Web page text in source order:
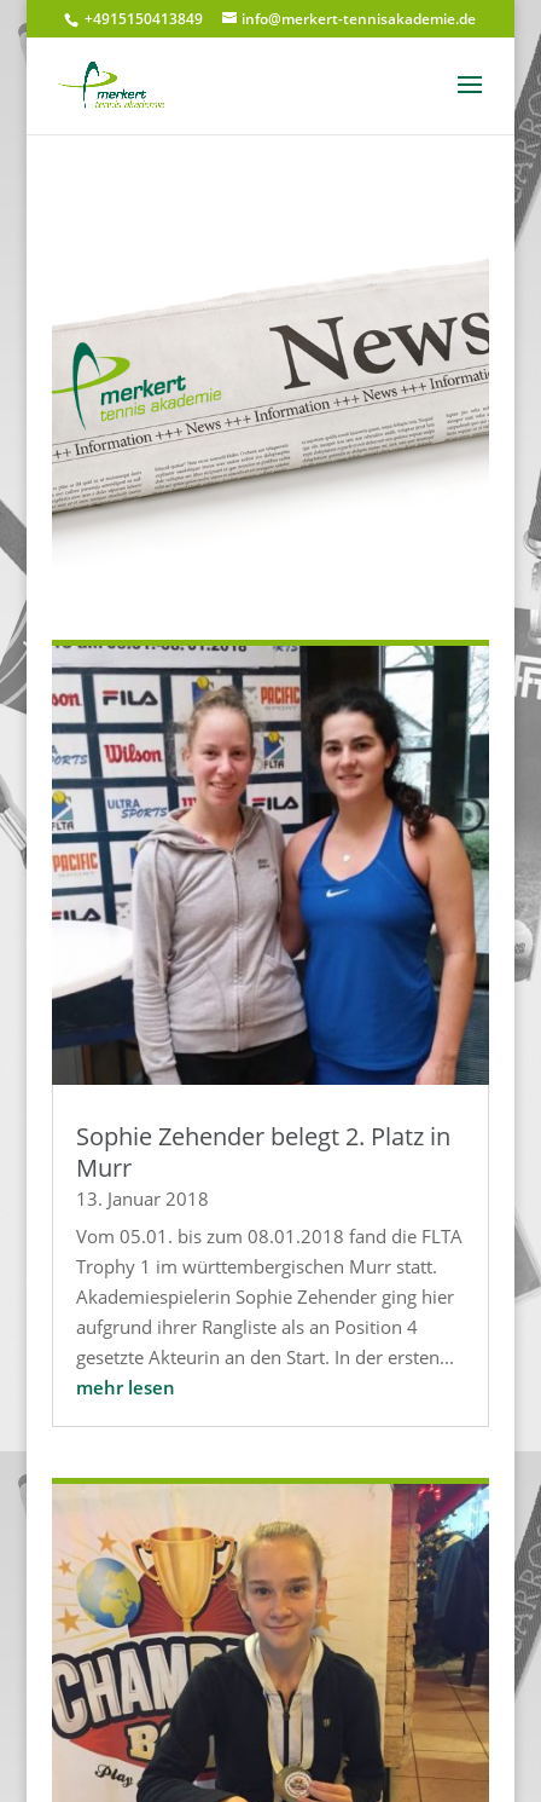
+4915150413849 info@merkert-tennisakademie.de
Sophie Zehender belegt 2. Platz in
Murr
13. Januar 2018
Vom 05.01. bis zum 08.01.2018 fand die FLTA
Trophy 1 im württembergischen Murr statt.
Akademiespielerin Sophie Zehender ging hier
aufgrund ihrer Rangliste als an Position 4
gesetzte Akteurin an den Start. In der ersten...
mehr lesen